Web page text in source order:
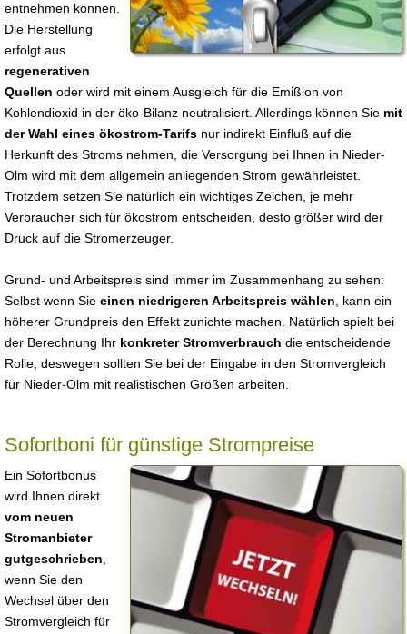
entnehmen können.
Die Herstellung
erfolgt aus
regenerativen
Quellen oder wird mit einem Ausgleich für die Emißion von
Kohlendioxid in der öko-Bilanz neutralisiert. Allerdings können Sie mit
der Wahl eines ökostrom-Tarifs nur indirekt Einfluß auf die
Herkunft des Stroms nehmen, die Versorgung bei Ihnen in Nieder-
Olm wird mit dem allgemein anliegenden Strom gewährleistet.
Trotzdem setzen Sie natürlich ein wichtiges Zeichen, je mehr
Verbraucher sich für ökostrom entscheiden, desto größer wird der
Druck auf die Stromerzeuger.
Grund- und Arbeitspreis sind immer im Zusammenhang zu sehen:
Selbst wenn Sie einen niedrigeren Arbeitspreis wählen , kann ein
höherer Grundpreis den Effekt zunichte machen. Natürlich spielt bei
der Berechnung Ihr konkreter Stromverbrauch die entscheidende
Rolle, deswegen sollten Sie bei der Eingabe in den Stromvergleich
für Nieder-Olm mit realistischen Größen arbeiten.
Sofortboni für günstige Strompreise
Ein Sofortbonus
wird Ihnen direkt
vom neuen
Stromanbieter
gutgeschrieben
wenn Sie den
Wechsel über den
Stromvergleich für